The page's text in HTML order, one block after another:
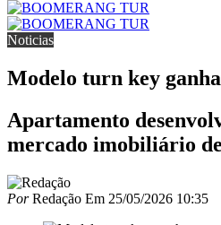
Noticias
Modelo turn key
Apartamento
mercado imobiliário
PorRedação Em 25/05/2026 10:35